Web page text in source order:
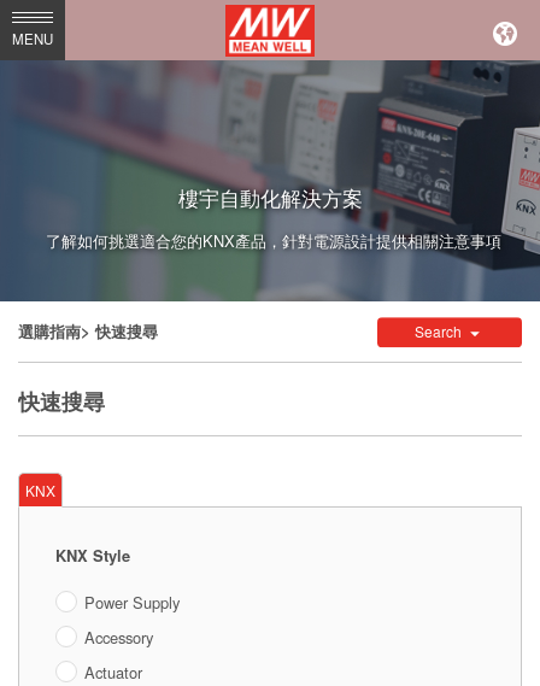
MEAN
WELL
Enterprises
Co.,
Ltd.
MENU
樓宇自動化解決方案
了解如何挑選適合您的KNX產品，針對電源設計提供相關注意事項
選購指南> 快速搜尋 Search
快速搜尋
KNX
KNX Style
Power Supply
Accessory
Actuator